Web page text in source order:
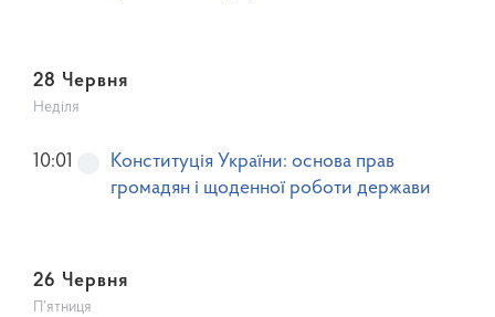
28 Червня
Неділя
Конституція України: основа прав
громадян і щоденної роботи держави
10:01
26 Червня
П’ятниця